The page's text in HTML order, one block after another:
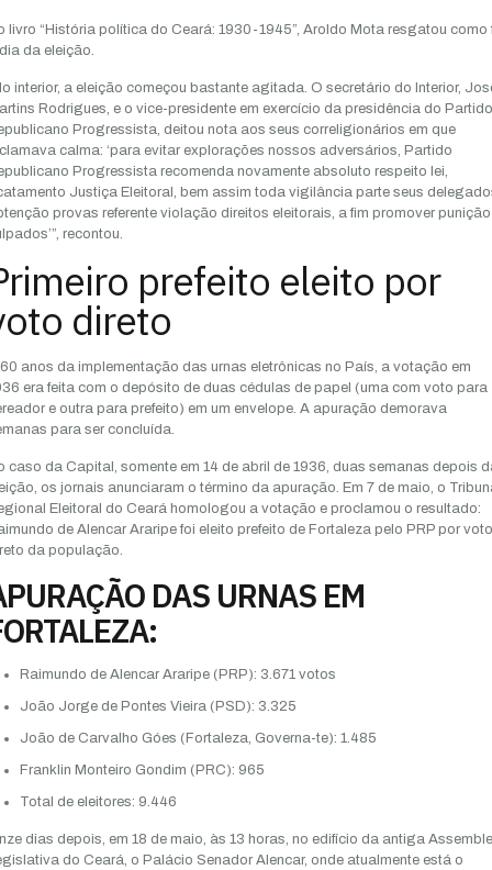
livro “História política do Ceará: 1930-1945”, Aroldo Mota resgatou como
da eleição.
interior, a eleição começou bastante agitada. O secretário do Interior,
Rodrigues, e o vice-presidente em exercício da presidência do Partido
Progressista, deitou nota aos seus correligionários em que
calma: ‘para evitar explorações nossos adversários, Partido
Progressista recomenda novamente absoluto respeito lei,
Justiça Eleitoral, bem assim toda vigilância parte seus
provas referente violação direitos eleitorais, a fim promover punição
recontou.
prefeito eleito por
direto
anos da implementação das urnas eletrônicas no País, a votação em
era feita com o depósito de duas cédulas de papel (uma com voto para
e outra para prefeito) em um envelope. A apuração demorava
para ser concluída.
caso da Capital, somente em 14 de abril de 1936, duas semanas depois
os jornais anunciaram o término da apuração. Em 7 de maio, o
Eleitoral do Ceará homologou a votação e proclamou o resultado:
de Alencar Araripe foi eleito prefeito de Fortaleza pelo PRP por voto
da população.
DAS URNAS EM
Raimundo de Alencar Araripe (PRP): 3.671 votos
João Jorge de Pontes Vieira (PSD): 3.325
João de Carvalho Góes (Fortaleza, Governa-te): 1.485
Franklin Monteiro Gondim (PRC): 965
Total de eleitores: 9.446
dias depois, em 18 de maio, às 13 horas, no edifício da antiga
do Ceará, o Palácio Senador Alencar, onde atualmente está o